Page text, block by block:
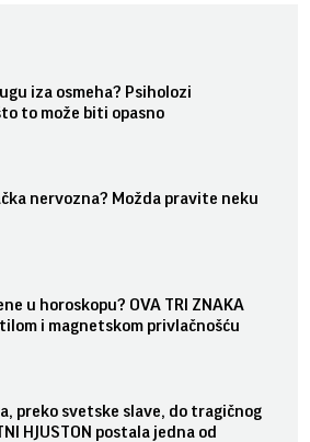
iza osmeha? Psiholozi
to može biti opasno
nervozna? Možda pravite neku
u horoskopu? OVA TRI ZNAKA
i magnetskom privlačnošću
preko svetske slave, do tragičnog
HJUSTON postala jedna od